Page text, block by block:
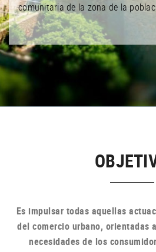
comunitaria de la zona de la
Es impulsar todas aquellas
del comercio urbano, orientadas
necesidades de los